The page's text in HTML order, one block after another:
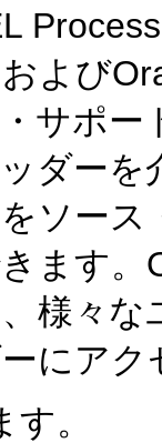
よび
サポ
ダー
ソー
ます
様々
にア
。